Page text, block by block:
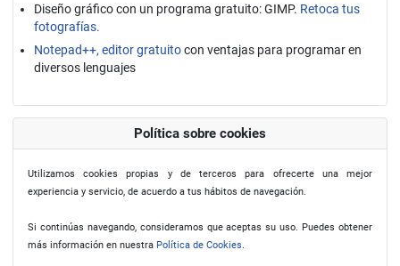
Diseño gráfico con un programa gratuito: GIMP. Retoca tus
fotografías.
Notepad++, editor gratuitocon ventajas para programar en
diversos lenguajes
Política sobre cookies
Utilizamos cookies propias y de terceros para ofrecerte una mejor
experiencia y servicio, de acuerdo a tus hábitos de navegación.
Si continúas navegando, consideramos que aceptas su uso. Puedes obtener
más información en nuestra Política de Cookies.